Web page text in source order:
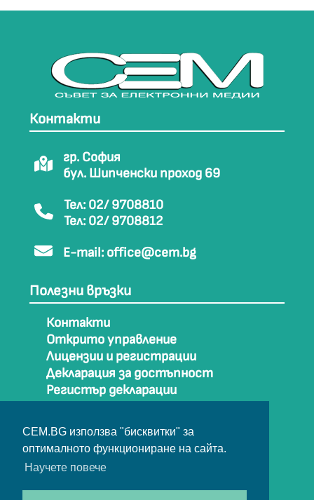
CEM.BG използва "бисквитки" за
оптималното функциониране на сайта.
Научете повече
Контакти
гр. София
бул. Шипченски проход 69
Тел: 02/ 9708810
Тел: 02/ 9708812
E-mail: office@cem.bg
Полезни връзки
Контакти
Открито управление
Лицензии и регистрации
Декларация за достъпност
Регистър декларации
Карта на сайта
Архив